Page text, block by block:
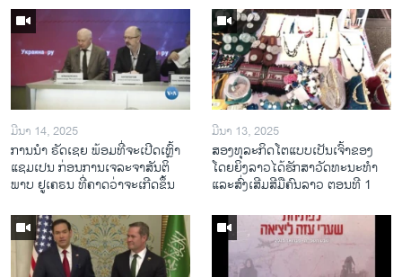
ມີນາ 14, 2025
ການ​ນຳ ຣັດ​ເຊຍ ພ້ອມ​ທີ່​ຈະ​ເປີ​ດ​ເຫຼົ້າ​
ແຊມ​ເປນ ກ່ອນການ​ເຈ​ລະ​ຈາ​ສັນ​ຕິ​
ພາບ ຢູ​ເຄ​ຣນ ທີ່​ຄາດ​ວ່າ​ຈະ​ເກີດ​ຂຶ້ນ
ມີນາ 13, 2025
ສອງທຸລະກິດໂຕແບບເປັນເຈົ້າຂອງ
ໂດຍຍິງລາວໄດ້ຮັກສາວັດທະນະທຳ
ແລະສົ່ງເສີມສີມືຄົນລາວ ຕອນທີ 1